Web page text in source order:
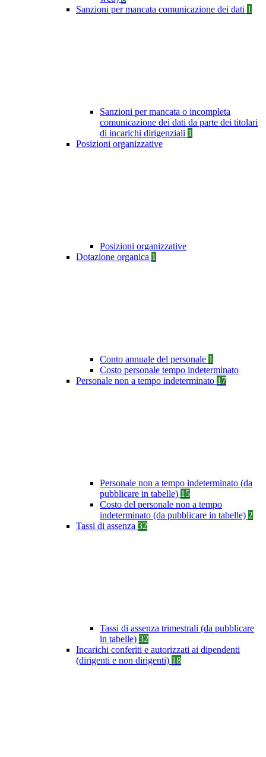
Sanzioni per mancata comunicazione dei dati 1
Sanzioni per mancata o incompleta
comunicazione dei dati da parte dei titolari
di incarichi dirigenziali 1
Posizioni organizzative
Posizioni organizzative
Dotazione organica 1
Conto annuale del personale 1
Costo personale tempo indeterminato
Personale non a tempo indeterminato 17
Personale non a tempo indeterminato (da
pubblicare in tabelle) 15
Costo del personale non a tempo
indeterminato (da pubblicare in tabelle) 2
Tassi di assenza 32
Tassi di assenza trimestrali (da pubblicare
in tabelle) 32
Incarichi conferiti e autorizzati ai dipendenti
(dirigenti e non dirigenti) 18